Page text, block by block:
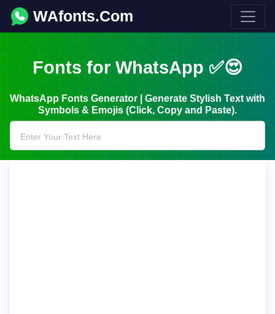
WAfonts.Com
Fonts for WhatsApp ✅😍
WhatsApp Fonts Generator | Generate Stylish Text with
Symbols & Emojis (Click, Copy and Paste).